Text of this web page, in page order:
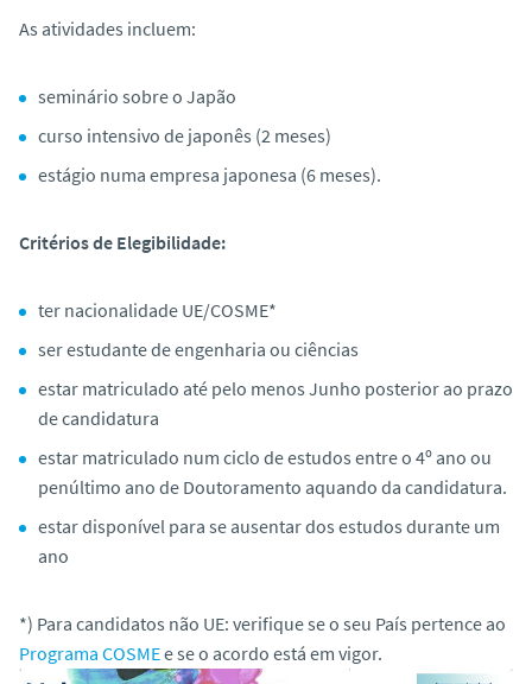
As atividades incluem:
seminário sobre o Japão
curso intensivo de japonês (2 meses)
estágio numa empresa japonesa (6 meses).
Critérios de Elegibilidade:
ter nacionalidade UE/COSME*
ser estudante de engenharia ou ciências
estar matriculado até pelo menos Junho posterior ao prazo
de candidatura
estar matriculado num ciclo de estudos entre o 4º ano ou
penúltimo ano de Doutoramento aquando da candidatura.
estar disponível para se ausentar dos estudos durante um
ano
*) Para candidatos não UE: verifique se o seu País pertence ao
Programa COSMEe se o acordo está em vigor.